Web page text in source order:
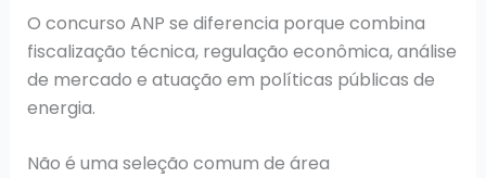
O concurso ANP se diferencia porque combina
fiscalização técnica, regulação econômica, análise
de mercado e atuação em políticas públicas de
energia.
Não é uma seleção comum de área